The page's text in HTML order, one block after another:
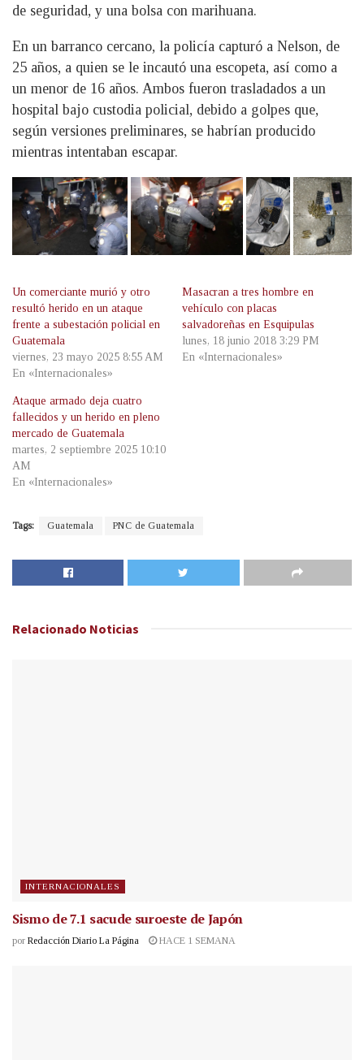
de seguridad, y una bolsa con marihuana.
En un barranco cercano, la policía capturó a Nelson, de
25 años, a quien se le incautó una escopeta, así como a
un menor de 16 años. Ambos fueron trasladados a un
hospital bajo custodia policial, debido a golpes que,
según versiones preliminares, se habrían producido
mientras intentaban escapar.
Un comerciante murió y otro
resultó herido en un ataque
frente a subestación policial en
Guatemala
viernes, 23 mayo 2025 8:55 AM
En «Internacionales»
Masacran a tres hombre en
vehículo con placas
salvadoreñas en Esquipulas
lunes, 18 junio 2018 3:29 PM
En «Internacionales»
Ataque armado deja cuatro
fallecidos y un herido en pleno
mercado de Guatemala
martes, 2 septiembre 2025 10:10
AM
En «Internacionales»
Tags: Guatemala PNC de Guatemala
Relacionado Noticias
INTERNACIONALES
Sismo de 7.1 sacude suroeste de Japón
por Redacción Diario La Página HACE 1 SEMANA